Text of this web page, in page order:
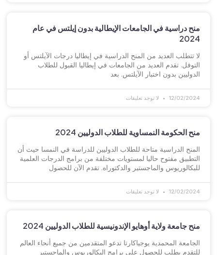
منح دراسية في الجامعات الإيطالية بدون إيلتس في عام
2024
لا تتطلب العديد من المنح الدراسية في إيطاليا درجات الآيلتس أو
التوفل. تقدم العديد من الجامعات في إيطاليا القبول للطلاب
الدوليين بدون اختبار الآيلتس. بعد
12/02/2024 لا توجد تعليقات
منح الحكومة النمساوية للطلاب الدوليين 2024
المنح الدراسية متاحة للطلاب الدوليين للدراسة في النمسا حيث أن
التطبيق مفتوح حاليا لمستويات مختلفة من برامج الدرجات العلمية
للبكالوريوس والماجستير والدكتوراه. تقدم الآن للحصول
12/02/2024 لا توجد تعليقات
منح جامعة ولاية أوهايو الإندونيسية للطلاب الدوليين 2024
الجامعة المحمدية يوجياكارتا تدعو المتقدمين من جميع أنحاء العالم
للتقدم بطلب للحصول على برامج البكالوريوس والماجستير